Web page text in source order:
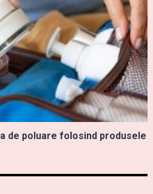
de poluare folosind produsele